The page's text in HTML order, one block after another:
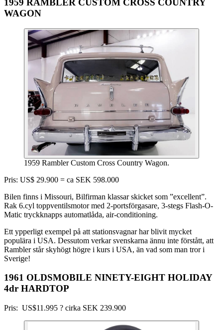
1959 RAMBLER CUSTOM CROSS COUNTRY
WAGON
1959 Rambler Custom Cross Country Wagon.
Pris: US$ 29.900 = ca SEK 598.000
Bilen finns i Missouri, Bilfirman klassar skicket som ”excellent”.
Rak 6.cyl toppventilsmotor med 2-portsförgasare, 3-stegs Flash-O-
Matic tryckknapps automatlåda, air-conditioning.
Ett ypperligt exempel på att stationsvagnar har blivit mycket
populära i USA. Dessutom verkar svenskarna ännu inte förstått, att
Rambler står skyhögt högre i kurs i USA, än vad som man tror i
Sverige!
1961 OLDSMOBILE NINETY-EIGHT HOLIDAY
4dr HARDTOP
Pris: US$11.995 ? cirka SEK 239.900